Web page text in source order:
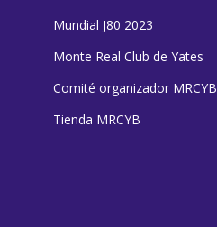
Mundial J80 2023
Monte Real Club de Yates
Comité organizador MRCYB
Tienda MRCYB